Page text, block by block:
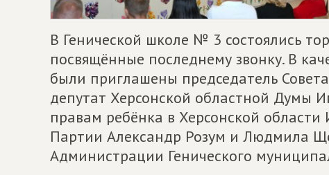
В Генической школе № 3 состоялись
посвящённые последнему звонку. В
были приглашены председатель
депутат Херсонской областной Думы
правам ребёнка в Херсонской
Партии Александр Розум и Людмила
Администрации Генического